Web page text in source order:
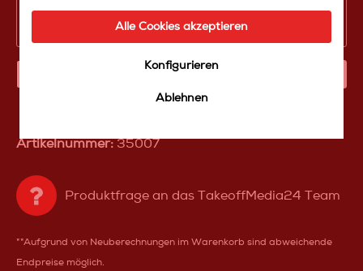
Artikelnummer:35007
Produktfrage an das TakeoffMedia24 Team
**Aufgrund von Neuberechnungen im Warenkorb sind abweichende
Endpreise möglich.
Alle Cookies akzeptieren
Konfigurieren
Ablehnen